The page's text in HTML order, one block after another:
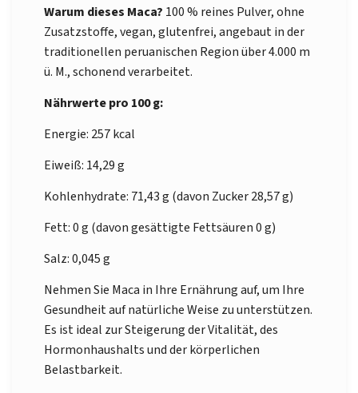
Warum dieses Maca? 100 % reines Pulver, ohne
Zusatzstoffe, vegan, glutenfrei, angebaut in der
traditionellen peruanischen Region über 4.000 m
ü. M., schonend verarbeitet.
Nährwerte pro 100 g:
Energie: 257 kcal
Eiweiß: 14,29 g
Kohlenhydrate: 71,43 g (davon Zucker 28,57 g)
Fett: 0 g (davon gesättigte Fettsäuren 0 g)
Salz: 0,045 g
Nehmen Sie Maca in Ihre Ernährung auf, um Ihre
Gesundheit auf natürliche Weise zu unterstützen.
Es ist ideal zur Steigerung der Vitalität, des
Hormonhaushalts und der körperlichen
Belastbarkeit.